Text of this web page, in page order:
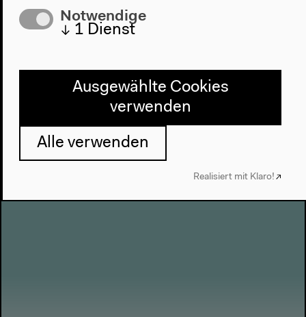
Liebe im neuen Jahrtausend
Matthes & Seitz, 2021
Verlag der Autoren, 2013
Notwendige
↓ 1 Dienst
Ausgewählte Cookies
verwenden
Alle verwenden
Realisiert mit Klaro!